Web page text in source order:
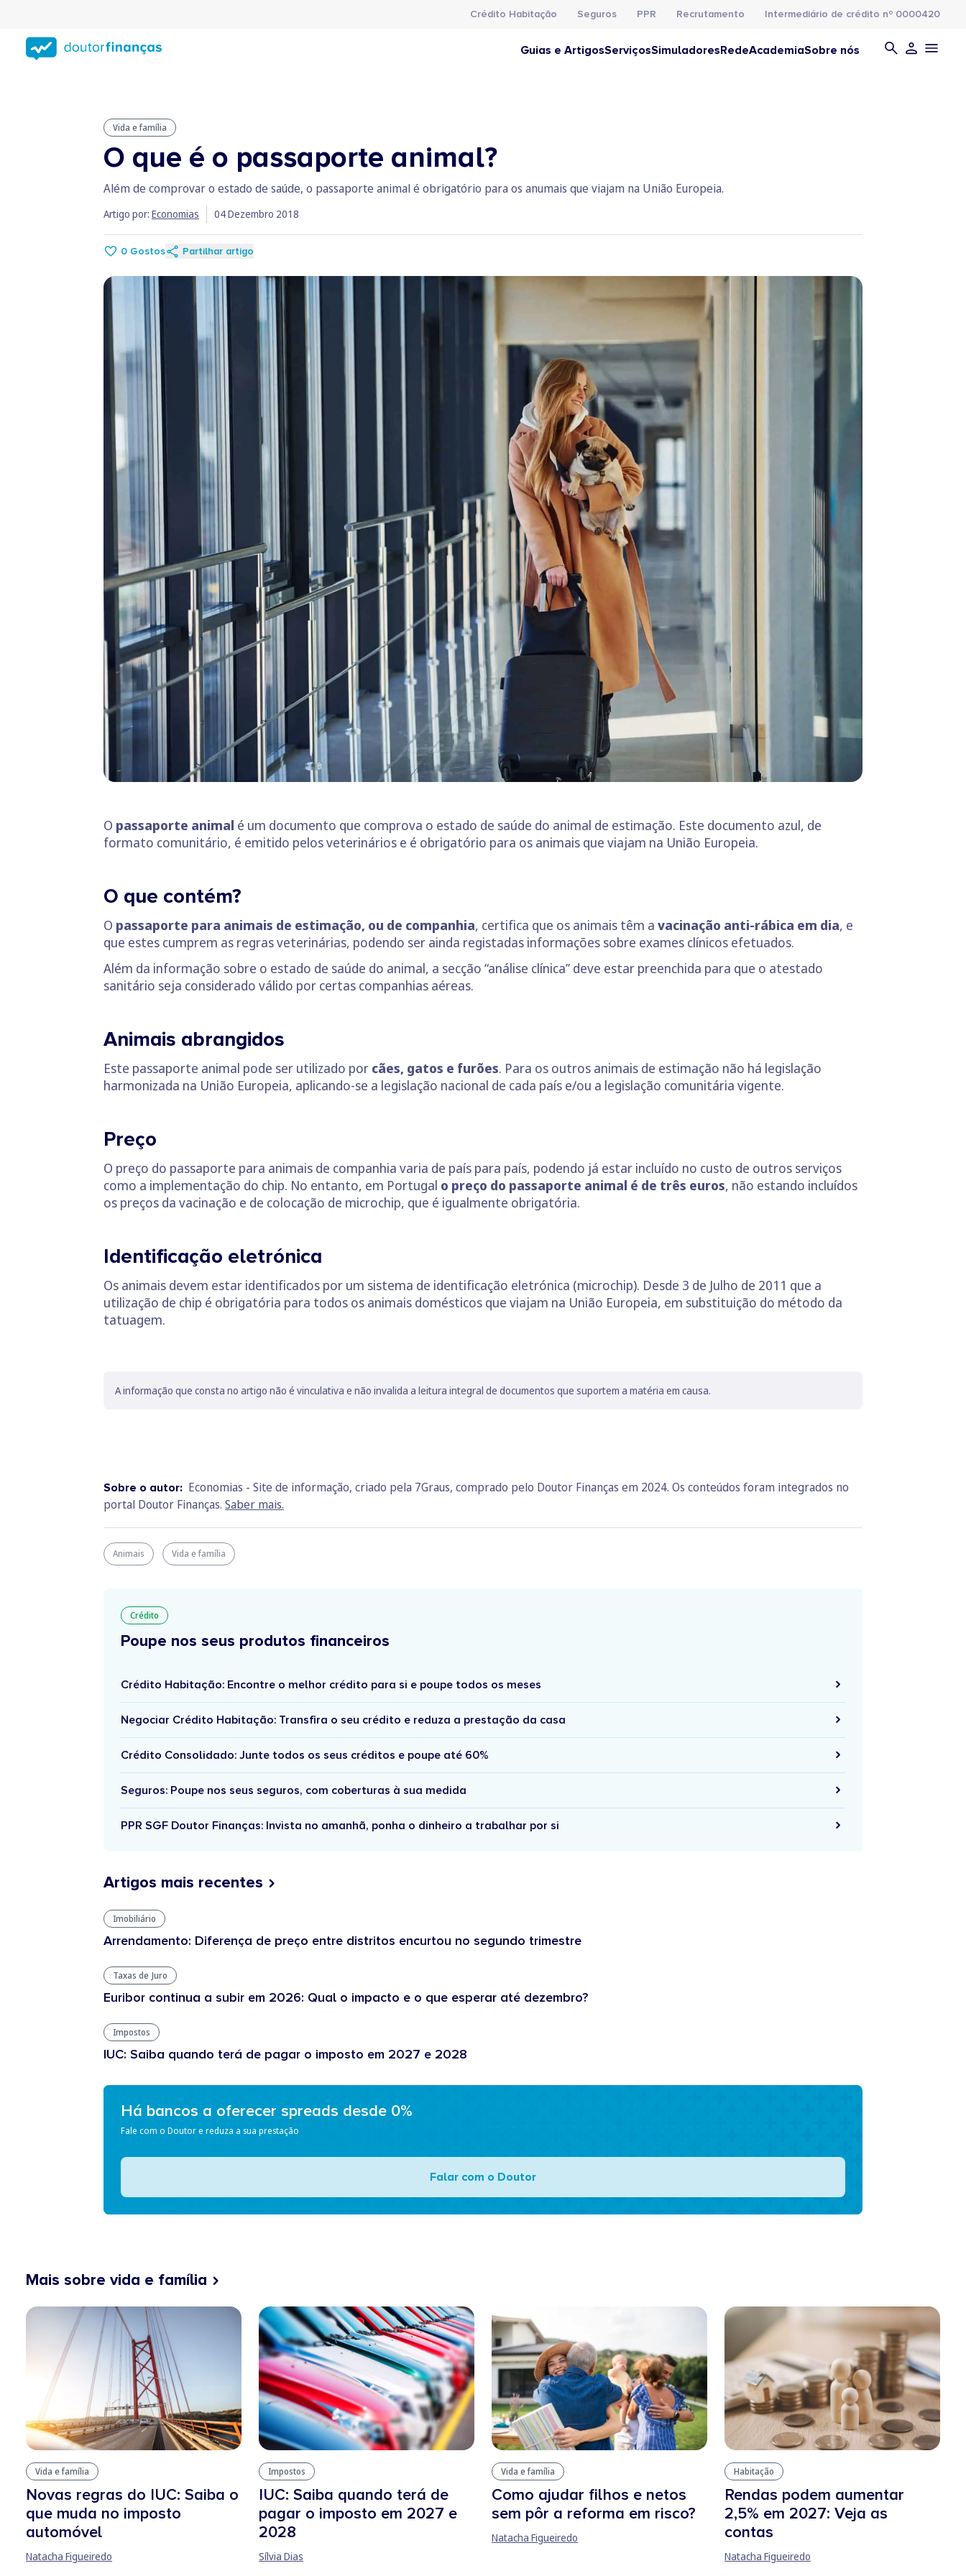
conteúdo
principal
Crédito Habitação Seguros PPR Recrutamento Intermediário de crédito nº 0000420
Guias e ArtigosServiçosSimuladoresRedeAcademiaSobre nós
Vida e família
O que é o passaporte animal?
Além de comprovar o estado de saúde, o passaporte animal é obrigatório para os anumais que viajam na União Europeia.
Artigo por: Economias 04 Dezembro 2018
0 Gostos Partilhar artigo
O passaporte animal é um documento que comprova o estado de saúde do animal de estimação. Este documento azul, de
formato comunitário, é emitido pelos veterinários e é obrigatório para os animais que viajam na União Europeia.
O que contém?
O passaporte para animais de estimação, ou de companhia, certifica que os animais têm a vacinação anti-rábica em dia, e
que estes cumprem as regras veterinárias, podendo ser ainda registadas informações sobre exames clínicos efetuados.
Além da informação sobre o estado de saúde do animal, a secção “análise clínica” deve estar preenchida para que o atestado
sanitário seja considerado válido por certas companhias aéreas.
Animais abrangidos
Este passaporte animal pode ser utilizado por cães, gatos e furões. Para os outros animais de estimação não há legislação
harmonizada na União Europeia, aplicando-se a legislação nacional de cada país e/ou a legislação comunitária vigente.
Preço
O preço do passaporte para animais de companhia varia de país para país, podendo já estar incluído no custo de outros serviços
como a implementação do chip. No entanto, em Portugal o preço do passaporte animal é de três euros, não estando incluídos
os preços da vacinação e de colocação de microchip, que é igualmente obrigatória.
Identificação eletrónica
Os animais devem estar identificados por um sistema de identificação eletrónica (microchip). Desde 3 de Julho de 2011 que a
utilização de chip é obrigatória para todos os animais domésticos que viajam na União Europeia, em substituição do método da
tatuagem.
A informação que consta no artigo não é vinculativa e não invalida a leitura integral de documentos que suportem a matéria em causa.
Sobre o autor: Economias - Site de informação, criado pela 7Graus, comprado pelo Doutor Finanças em 2024. Os conteúdos foram integrados no
portal Doutor Finanças. Saber mais.
Animais Vida e família
Crédito
Poupe nos seus produtos financeiros
Crédito Habitação: Encontre o melhor crédito para si e poupe todos os meses
Negociar Crédito Habitação: Transfira o seu crédito e reduza a prestação da casa
Crédito Consolidado: Junte todos os seus créditos e poupe até 60%
Seguros: Poupe nos seus seguros, com coberturas à sua medida
PPR SGF Doutor Finanças: Invista no amanhã, ponha o dinheiro a trabalhar por si
Artigos mais recentes
Imobiliário
Arrendamento: Diferença de preço entre distritos encurtou no segundo trimestre
Taxas de Juro
Euribor continua a subir em 2026: Qual o impacto e o que esperar até dezembro?
Impostos
IUC: Saiba quando terá de pagar o imposto em 2027 e 2028
Há bancos a oferecer spreads desde 0%
Fale com o Doutor e reduza a sua prestação
Falar com o Doutor
Mais sobre vida e família
Vida e família
Novas regras do IUC: Saiba o
que muda no imposto
automóvel
Natacha Figueiredo
Impostos
IUC: Saiba quando terá de
pagar o imposto em 2027 e
2028
Sílvia Dias
Vida e família
Como ajudar filhos e netos
sem pôr a reforma em risco?
Natacha Figueiredo
Habitação
Rendas podem aumentar
2,5% em 2027: Veja as
contas
Natacha Figueiredo